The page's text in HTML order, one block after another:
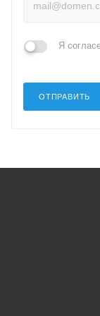
Я
ОТПРАВИТЬ